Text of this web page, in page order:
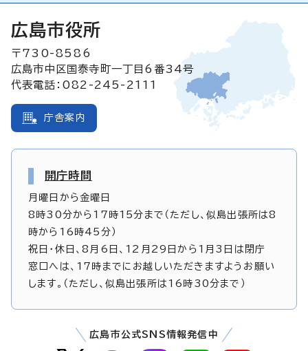
広島市役所
〒730-8586
広島市中区国泰寺町一丁目6番34号
代表電話：082-245-2111
庁舎案内
開庁時間
月曜日から金曜日
8時30分から17時15分まで（ただし、似島出張所は8
時から16時45分）
祝日・休日、8月6日、12月29日から1月3日は閉庁
窓口へは、17時までにお越しいただきますようお願い
します。（ただし、似島出張所は16時30分まで）
広島市公式SNS情報発信中